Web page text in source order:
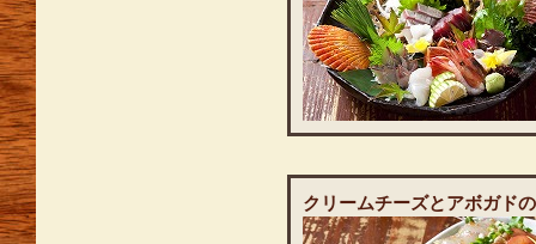
クリームチーズとアボガド